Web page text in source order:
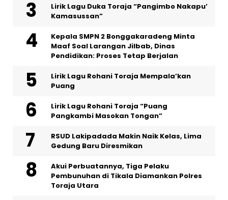
Lirik Lagu Duka Toraja “Pangimbo Nakapu’
Kamasussan”
Kepala SMPN 2 Bonggakaradeng Minta
Maaf Soal Larangan Jilbab, Dinas
Pendidikan: Proses Tetap Berjalan
Lirik Lagu Rohani Toraja Mempala’kan
Puang
Lirik Lagu Rohani Toraja “Puang
Pangkambi Masokan Tongan”
RSUD Lakipadada Makin Naik Kelas, Lima
Gedung Baru Diresmikan
Akui Perbuatannya, Tiga Pelaku
Pembunuhan di Tikala Diamankan Polres
Toraja Utara